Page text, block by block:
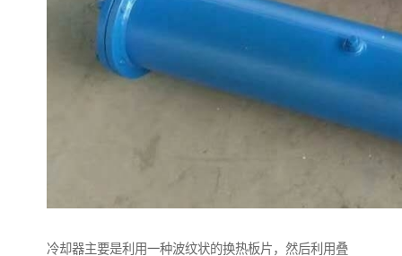
冷却器主要是利用一种波纹状的换热板片，然后利用叠